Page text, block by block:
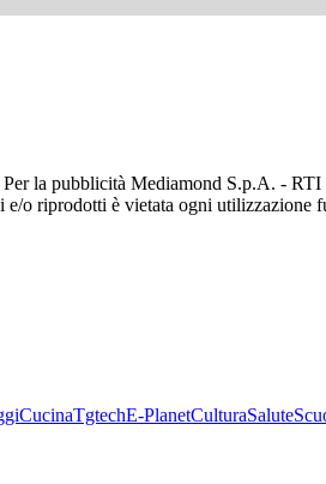
la pubblicità Mediamond S.p.A. - RTI
e/o riprodotti è vietata ogni utilizzazione
CucinaTgtechE-PlanetCulturaSalute